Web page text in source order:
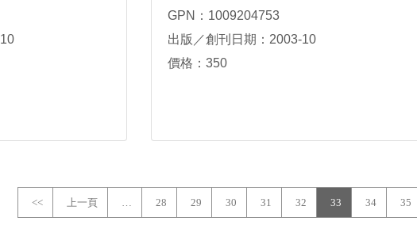
GPN：1009204753
出版／創刊日期：2003-10
價格：350
<< 上一頁 … 28 29 30 31 32 33 34 35